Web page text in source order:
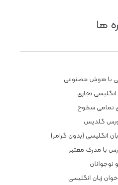
ها
با هوش مصنوعی
انگلیسی تجاری
تمامی سطوح
گلدیس
انگلیسی (بدون گرامر)
با مدرک معتبر
نوجوانان
زبان انگلیسی